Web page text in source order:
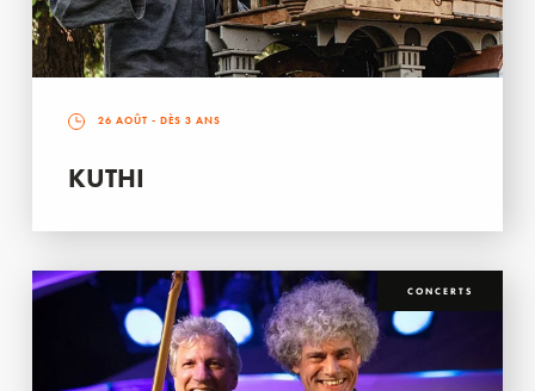
26 AOÛT - DÈS 3 ANS
KUTHI
CONCERTS